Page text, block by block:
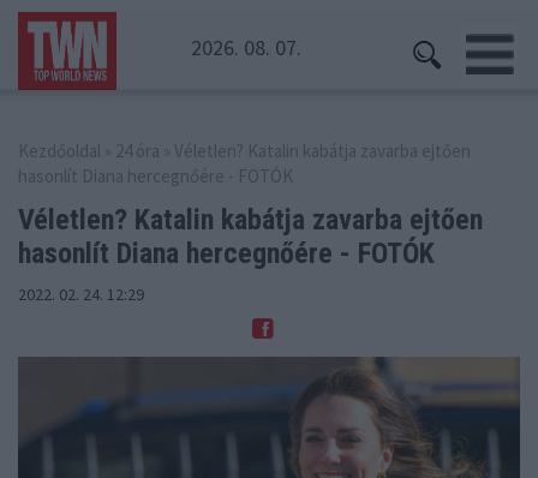
2026. 08. 07.
Kezdőoldal » 24 óra » Véletlen? Katalin kabátja zavarba ejtően
hasonlít Diana hercegnőére - FOTÓK
Véletlen? Katalin kabátja zavarba ejtően
hasonlít Diana hercegnőére - FOTÓK
2022. 02. 24. 12:29